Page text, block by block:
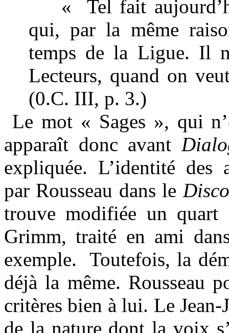
« Tel fait
qui, par la même
temps de la Ligue. Il
Lecteurs, quand on
(0.C. III, p. 3.)
Le mot « Sages », qui
apparaît donc avant
expliquée. L’identité des
par Rousseau dans le
trouve modifiée un
Grimm, traité en ami
exemple.
Toutefois, la
déjà la même. Rousseau
critères bien à lui. Le Jean-
de la nature dont la voix